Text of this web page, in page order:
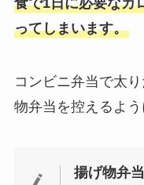
食で1日に必要なカ
ってしまいます。
コンビニ弁当で太
物弁当を控えるよう
揚げ物弁